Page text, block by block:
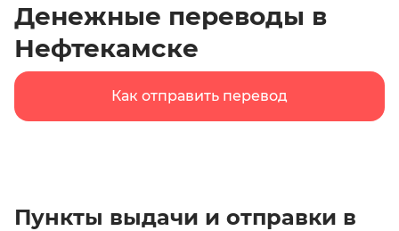
Денежные переводы в
Нефтекамске
Как отправить перевод
Пункты выдачи и отправки в